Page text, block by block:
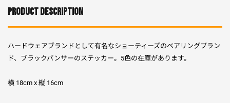
PRODUCT DESCRIPTION
ハードウェアブランドとして有名なショーティーズのベアリングブラン
ド、ブラックパンサーのステッカー。5色の在庫があります。
横 18cm x 縦 16cm